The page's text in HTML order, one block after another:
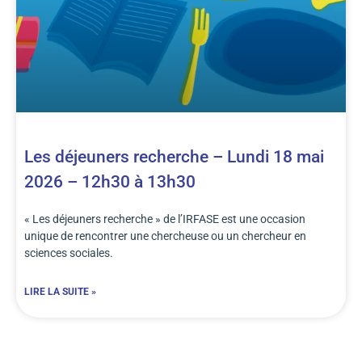
Les déjeuners recherche – Lundi 18 mai
2026 – 12h30 à 13h30
« Les déjeuners recherche » de l’IRFASE est une occasion
unique de rencontrer une chercheuse ou un chercheur en
sciences sociales.
LIRE LA SUITE »